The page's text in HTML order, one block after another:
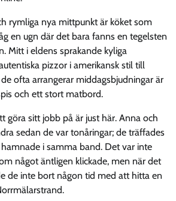
rymliga nya mittpunkt är köket som
en ugn där det bara fanns en tegelsten
Mitt i eldens sprakande kyliga
pizzor i amerikansk stil till
ofta arrangerar middagsbjudningar är
och ett stort matbord.
göra sitt jobb på är just här. Anna och
sedan de var tonåringar; de träffades
i samma band. Det var inte
något äntligen klickade, men när det
de inte bort någon tid med att hitta en